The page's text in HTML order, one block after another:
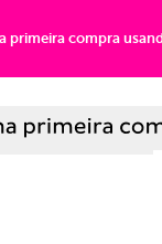
primeira compra